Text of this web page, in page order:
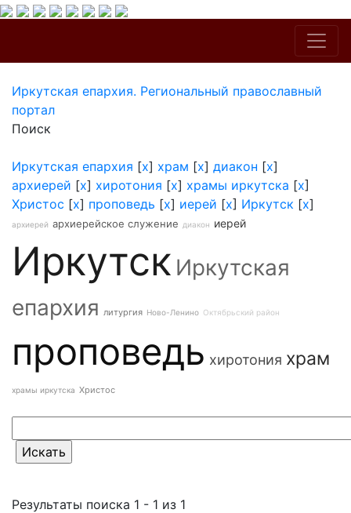
Иркутская епархия. Региональный православный
портал
Поиск
Иркутская епархия [x] храм [x] диакон [x]
архиерей [x] хиротония [x] храмы иркутска [x]
Христос [x] проповедь [x] иерей [x] Иркутск [x]
архиерей архиерейское служение диакон иерей
Иркутск Иркутская
епархия литургия Ново-Ленино Октябрьский район
проповедь хиротония храм
храмы иркутска Христос
Результаты поиска 1 - 1 из 1